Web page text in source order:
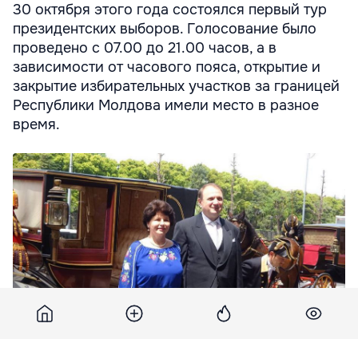
30 октября этого года состоялся первый тур
президентских выборов. Голосование было
проведено с 07.00 до 21.00 часов, а в
зависимости от часового пояса, открытие и
закрытие избирательных участков за границей
Республики Молдова имели место в разное
время.